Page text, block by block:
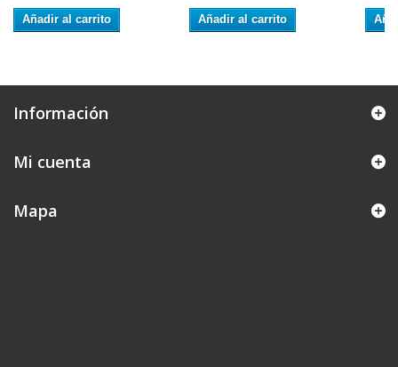
Añadir al carrito Añadir al carrito
Información
Mi cuenta
Mapa